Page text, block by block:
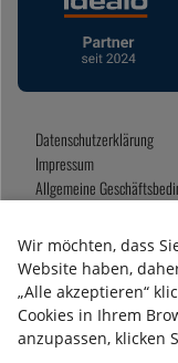
Datenschutzerklärung
Impressum
Allgemeine
Wir möchten, dass
Website haben,
„Alle akzeptieren“
Cookies in Ihrem
anzupassen, klicken